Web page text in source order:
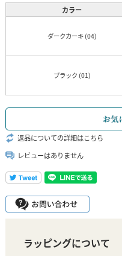
カラー
ダークカーキ (04)
ブラック (01)
返品についての詳細はこちら
レビューはありません
ラッピングについて